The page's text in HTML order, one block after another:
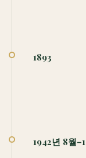
1893
1942년 8월